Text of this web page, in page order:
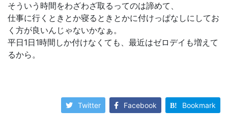
そういう時間をわざわざ取るってのは諦めて、
仕事に行くときとか寝るときとかに付けっぱなしにしてお
く方が良いんじゃないかなぁ。
平日1日1時間しか付けなくても、最近はゼロデイも増えて
るから。
Twitter Facebook Bookmark